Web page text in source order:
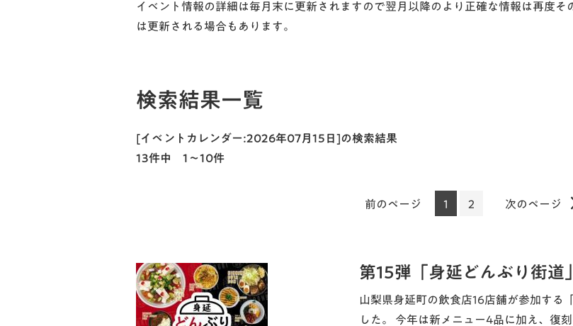
イベント情報の詳細は毎月末に更新されますので翌月以降のより正確な情報は再度
は更新される場合もあります。
検索結果一覧
[イベントカレンダー:2026年07月15日]の検索結果
13件中 1～10件
前のページ 1 2 次のページ
第15弾「身延どんぶり街道
山梨県身延町の飲食店16店舗が参加する
した。 今年は新メニュー4品に加え、復